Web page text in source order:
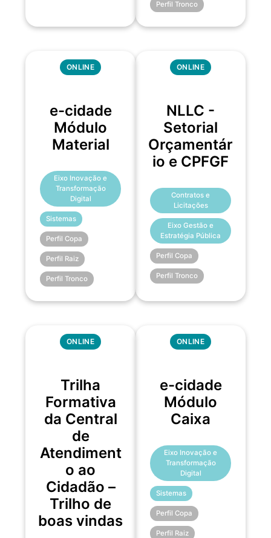
Perfil Tronco
ONLINE
e-cidade
Módulo
Material
Eixo Inovação e
Transformação
Digital
Sistemas
Perfil Copa
Perfil Raiz
Perfil Tronco
ONLINE
NLLC -
Setorial
Orçamentár
io e CPFGF
Contratos e
Licitações
Eixo Gestão e
Estratégia Pública
Perfil Copa
Perfil Tronco
ONLINE
Trilha
Formativa
da Central
de
Atendiment
o ao
Cidadão –
Trilho de
boas vindas
ONLINE
e-cidade
Módulo
Caixa
Eixo Inovação e
Transformação
Digital
Sistemas
Perfil Copa
Perfil Raiz